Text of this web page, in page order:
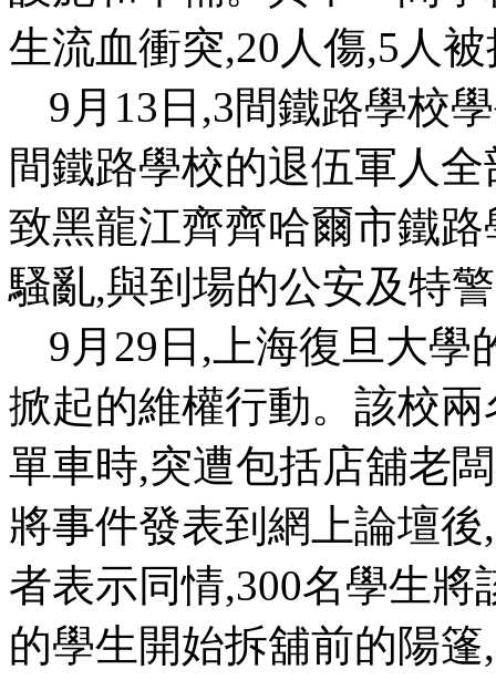
生流血衝突,20 人傷,5 人
9 月 13 日 ,3間鐵路學校
間鐵路學校的退伍軍人
致黑龍江齊齊哈爾市鐵
騷亂,與到場的公安及特
9 月 29 日 , 上海復旦大學
掀起的維權行動。該校兩
單車時,突遭包括店舖老
將事件發表到網上論壇後,
者表示同情,300名學生將
的學生開始拆舖前的陽篷,